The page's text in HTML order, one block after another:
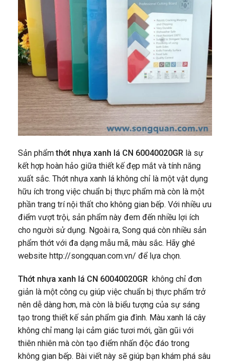
Sản phẩmthớt nhựa xanh lá CN 60040020GR là sự
kết hợp hoàn hảo giữa thiết kế đẹp mắt và tính năng
xuất sắc. Thớt nhựa xanh lá không chỉ là một vật dụng
hữu ích trong việc chuẩn bị thực phẩm mà còn là một
phần trang trí nội thất cho không gian bếp. Với nhiều ưu
điểm vượt trội, sản phẩm này đem đến nhiều lợi ích
cho người sử dụng. Ngoài ra, Song quá còn nhiều sản
phẩm thớt với đa dạng mẫu mã, màu sắc. Hãy ghé
website http://songquan.com.vn/ để lựa chọn.
Thớt nhựa xanh lá CN 60040020GR không chỉ đơn
giản là một công cụ giúp việc chuẩn bị thực phẩm trở
nên dễ dàng hơn, mà còn là biểu tượng của sự sáng
tạo trong thiết kế sản phẩm gia đình. Màu xanh lá cây
không chỉ mang lại cảm giác tươi mới, gần gũi với
thiên nhiên mà còn tạo điểm nhấn độc đáo trong
không gian bếp. Bài viết này sẽ giúp bạn khám phá sâu